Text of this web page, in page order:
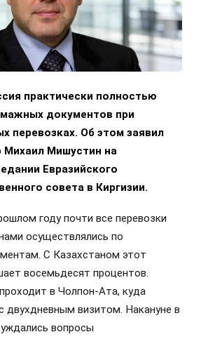
практически полностью
документов при
перевозках. Об этом заявил
Михаил Мишустин на
Евразийского
совета в Киргизии.
году почти все перевозки
осуществлялись по
С Казахстаном этот
восемьдесят процентов.
в Чолпон-Ата, куда
двухдневным визитом. Накануне в
вопросы